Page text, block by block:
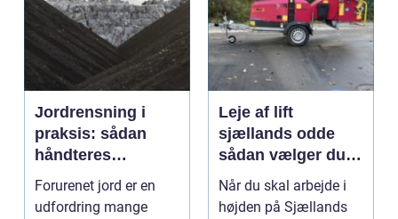
Jordrensning i
praksis: sådan
håndteres
forurenet jord
ansvarligt
Forurenet jord er en
udfordring mange
Leje af lift
sjællands odde
sådan vælger du
den rigtige løsning
Når du skal arbejde i
højden på Sjællands